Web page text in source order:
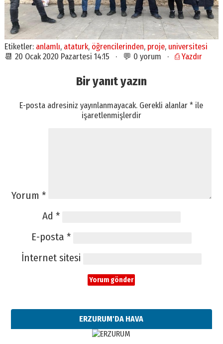
Etiketler: anlamlı, ataturk, öğrencilerinden, proje, universitesi
📆 20 Ocak 2020 Pazartesi 14:15 · 💬 0 yorum · ⎙ Yazdır
Bir yanıt yazın
E-posta adresiniz yayınlanmayacak. Gerekli alanlar* ile
işaretlenmişlerdir
Yorum *
Ad *
E-posta *
İnternet sitesi
ERZURUM'DA HAVA